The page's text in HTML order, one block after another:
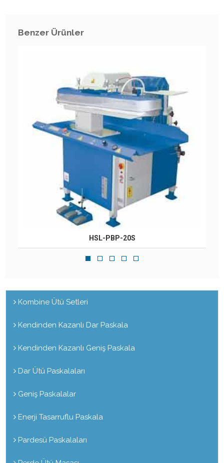
Benzer Ürünler
HSL-PBP-20S
Kombine Ütü Setleri
Kendinden Kazanlı Dar Paskala
Kendinden Kazanlı Geniş Paskala
Dar Ütü Paskalaları
Geniş Paskalalar
Enerji Tasarruflu Paskala
Pardesü Paskalaları